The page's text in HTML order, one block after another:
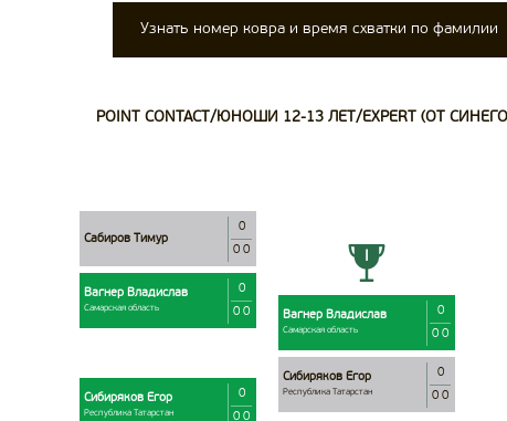
Узнать номер ковра и время схватки по фамилии
POINT CONTACT/ЮНОШИ 12-13 ЛЕТ/EXPERT (ОТ
Сабиров Тимур
0
0 0
Вагнер Владислав
Самарская область
0
0 0
Сибиряков Егор
Республика Татарстан
0
0 0
Вагнер Владислав
Самарская область
0
0 0
Сибиряков Егор
Республика Татарстан
0
0 0